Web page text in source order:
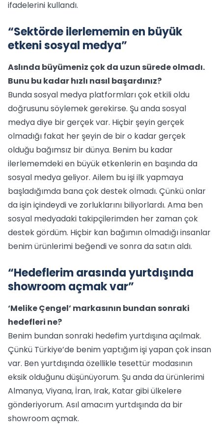
ifadelerini kullandı.
“Sektörde ilerlememin en büyük
etkeni sosyal medya”
Aslında büyümeniz çok da uzun sürede olmadı.
Bunu bu kadar hızlı nasıl başardınız?
Bunda sosyal medya platformları çok etkili oldu
doğrusunu söylemek gerekirse. Şu anda sosyal
medya diye bir gerçek var. Hiçbir şeyin gerçek
olmadığı fakat her şeyin de bir o kadar gerçek
olduğu bağımsız bir dünya. Benim bu kadar
ilerlememdeki en büyük etkenlerin en başında da
sosyal medya geliyor. Ailem bu işi ilk yapmaya
başladığımda bana çok destek olmadı. Çünkü onlar
da işin içindeydi ve zorluklarını biliyorlardı. Ama ben
sosyal medyadaki takipçilerimden her zaman çok
destek gördüm. Hiçbir kan bağımın olmadığı insanlar
benim ürünlerimi beğendi ve sonra da satın aldı.
“Hedeflerim arasında yurtdışında
showroom açmak var”
‘Melike Çengel’ markasının bundan sonraki
hedefleri ne?
Benim bundan sonraki hedefim yurtdışına açılmak.
Çünkü Türkiye’de benim yaptığım işi yapan çok insan
var. Ben yurtdışında özellikle tesettür modasının
eksik olduğunu düşünüyorum. Şu anda da ürünlerimi
Almanya, Viyana, İran, Irak, Katar gibi ülkelere
gönderiyorum. Asıl amacım yurtdışında da bir
showroom açmak.